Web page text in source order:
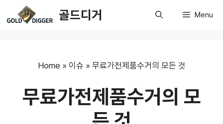
to
골드디거 Menu
Home » 이슈 » 무료가전제품수거의 모든 것
무료가전제품수거의 모